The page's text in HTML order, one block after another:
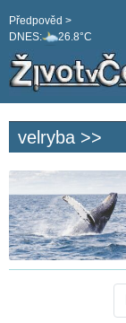
DNES: 26.8°C
Předpověd >
velryba >>